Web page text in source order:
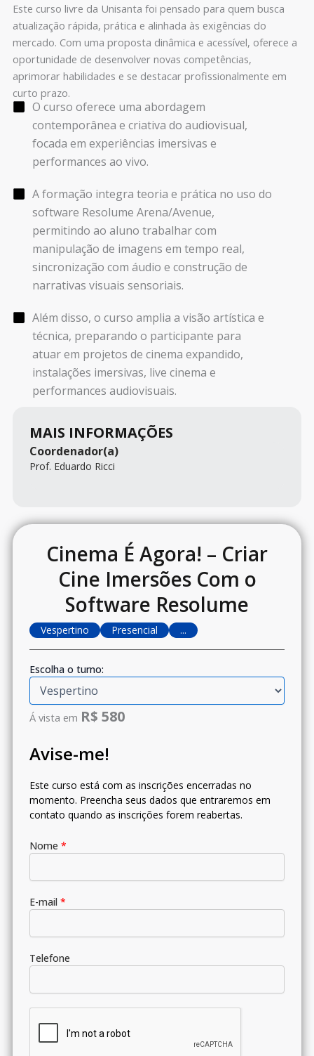
Este curso livre da Unisanta foi pensado para quem busca
atualização rápida, prática e alinhada às exigências do
mercado. Com uma proposta dinâmica e acessível, oferece a
oportunidade de desenvolver novas competências,
aprimorar habilidades e se destacar profissionalmente em
curto prazo.
O curso oferece uma abordagem
contemporânea e criativa do audiovisual,
focada em experiências imersivas e
performances ao vivo.
A formação integra teoria e prática no uso do
software Resolume Arena/Avenue,
permitindo ao aluno trabalhar com
manipulação de imagens em tempo real,
sincronização com áudio e construção de
narrativas visuais sensoriais.
Além disso, o curso amplia a visão artística e
técnica, preparando o participante para
atuar em projetos de cinema expandido,
instalações imersivas, live cinema e
performances audiovisuais.
MAIS INFORMAÇÕES
Coordenador(a)
Prof. Eduardo Ricci
Cinema É Agora! – Criar
Cine Imersões Com o
Software Resolume
Vespertino Presencial ...
Escolha o turno:
Á vista em R$ 580
Avise-me!
Este curso está com as inscrições encerradas no
momento. Preencha seus dados que entraremos em
contato quando as inscrições forem reabertas.
Nome*
E-mail*
Telefone